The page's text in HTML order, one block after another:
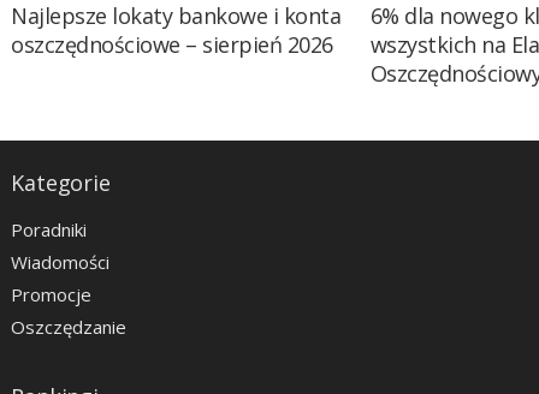
Najlepsze lokaty bankowe i konta
oszczędnościowe – sierpień 2026
6% dla nowego
wszystkich na
Kategorie
Poradniki
Wiadomości
Promocje
Oszczędzanie